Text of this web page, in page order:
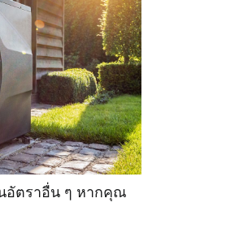
อัตราอื่น ๆ หากคุณ